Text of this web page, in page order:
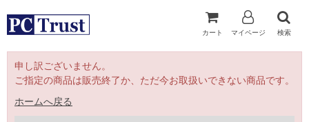
カート マイページ 検索
申し訳ございません。
ご指定の商品は販売終了か、ただ今お取扱いできない商品です。
ホームへ戻る